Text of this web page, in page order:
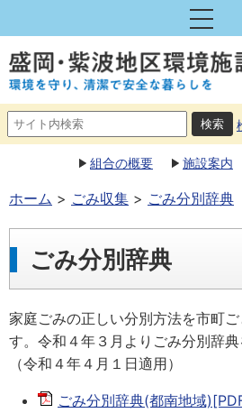
組合の概要 施設案内
ホーム ごみ収集 ごみ分別辞典
ごみ分別辞典
家庭ごみの正しい分別方法を市町
す。令和４年３月よりごみ分別辞典
（令和４年４月１日適用）
ごみ分別辞典(都南地域